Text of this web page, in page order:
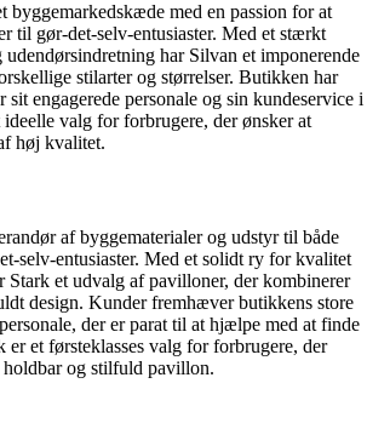
byggemarkedskæde med en passion for at
til gør-det-selv-entusiaster. Med et stærkt
har Silvan et imponerende
stilarter og størrelser. Butikken har
sit engagerede personale og sin kundeservice i
valg for forbrugere, der ønsker at
høj kvalitet.
af byggematerialer og udstyr til både
selv-entusiaster. Med et solidt ry for kvalitet
Stark et udvalg af pavilloner, der kombinerer
design. Kunder fremhæver butikkens store
der er parat til at hjælpe med at finde
er et førsteklasses valg for forbrugere, der
holdbar og stilfuld pavillon.